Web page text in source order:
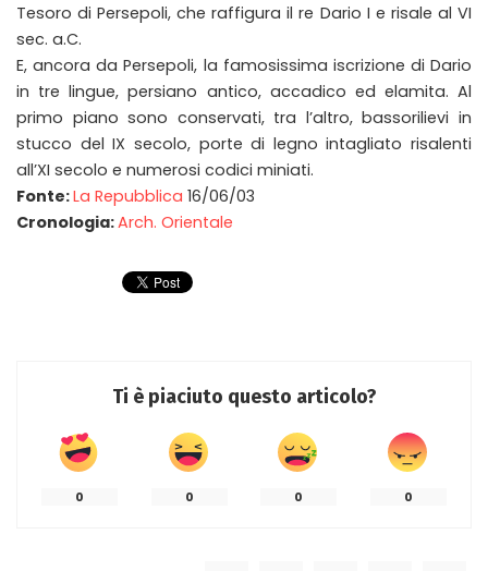
Tesoro di Persepoli, che raffigura il re Dario I e risale al VI
sec. a.C.
E, ancora da Persepoli, la famosissima iscrizione di Dario
in tre lingue, persiano antico, accadico ed elamita. Al
primo piano sono conservati, tra l’altro, bassorilievi in
stucco del IX secolo, porte di legno intagliato risalenti
all’XI secolo e numerosi codici miniati.
Fonte:La Repubblica 16/06/03
Cronologia:Arch. Orientale
Ti è piaciuto questo articolo?
0 0 0 0